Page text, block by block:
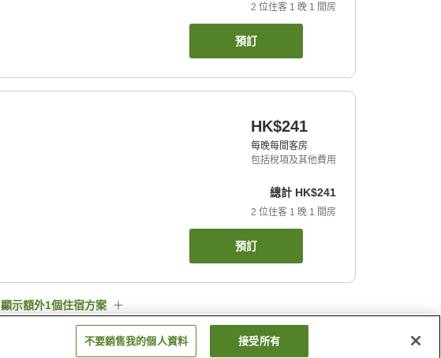
2 位住客 1 晚 1 間房
預訂
HK$241
每晚每間客房
包括稅項及其他費用
總計 HK$241
2 位住客 1 晚 1 間房
預訂
顯示額外1個住宿方案
不要銷售我的個人資料 接受所有